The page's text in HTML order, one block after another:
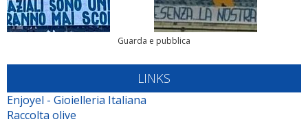
Guarda e pubblica
LINKS
Enjoyel - Gioielleria Italiana
Raccolta olive